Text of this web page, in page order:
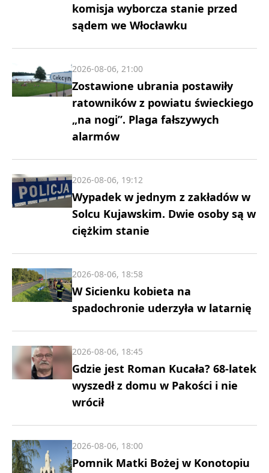
komisja wyborcza stanie przed
sądem we Włocławku
Zostawione ubrania postawiły
ratowników z powiatu świeckiego
„na nogi”. Plaga fałszywych
alarmów
2026-08-06, 21:00
Wypadek w jednym z zakładów w
Solcu Kujawskim. Dwie osoby są w
ciężkim stanie
2026-08-06, 19:12
W Sicienku kobieta na
spadochronie uderzyła w latarnię
2026-08-06, 18:58
Gdzie jest Roman Kucała? 68-latek
wyszedł z domu w Pakości i nie
wrócił
2026-08-06, 18:45
Pomnik Matki Bożej w Konotopiu
2026-08-06, 18:00